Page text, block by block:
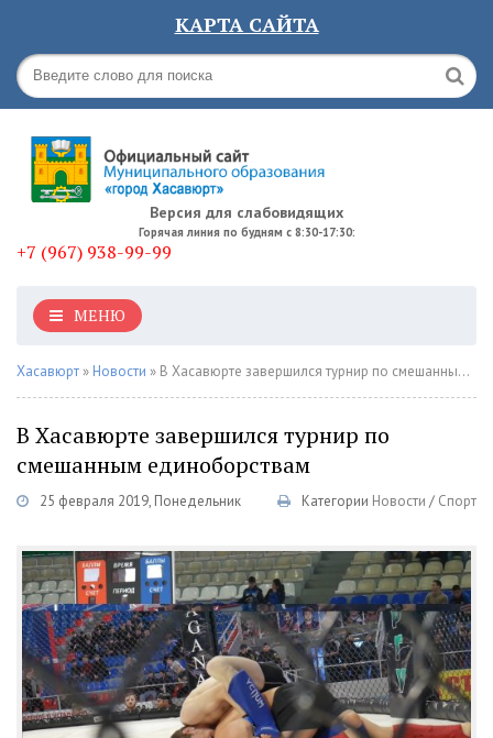
КАРТА САЙТА
Версия для слабовидящих
Горячая линия по будням с 8:30-17:30:
+7 (967) 938-99-99
МЕНЮ
Хасавюрт » Новости » В Хасавюрте завершился турнир по смешанным единоборствам
В Хасавюрте завершился турнир по
смешанным единоборствам
25 февраля 2019, Понедельник Категории Новости / Спорт